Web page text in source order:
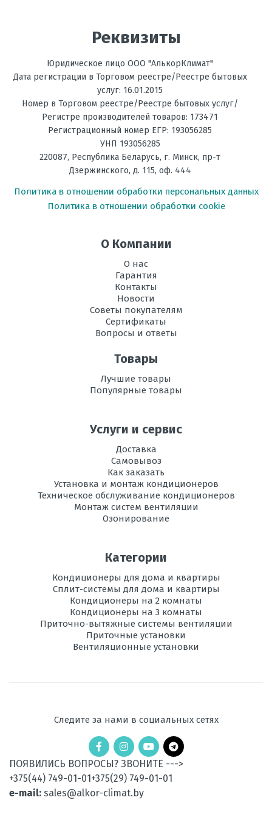
Ваше сообщение
Реквизиты
Юридическое лицо ООО "АлькорКлимат"
Дата регистрации в Торговом реестре/Реестре бытовых
услуг: 16.01.2015
Номер в Торговом реестре/Реестре бытовых услуг/
Регистре производителей товаров: 173471
Регистрационный номер ЕГР: 193056285
УНП 193056285
220087, Республика Беларусь, г. Минск, пр-т
Дзержинского, д. 115, оф. 444
Политика в отношении обработки персональных данных
Политика в отношении обработки cookie
О Компании
О нас
Гарантия
Контакты
Новости
Советы покупателям
Сертификаты
Вопросы и ответы
Товары
Лучшие товары
Популярные товары
Услуги и сервис
Доставка
Самовывоз
Как заказать
Установка и монтаж кондиционеров
Техническое обслуживание кондиционеров
Монтаж систем вентиляции
Озонирование
Категории
Кондиционеры для дома и квартиры
Сплит-системы для дома и квартиры
Кондиционеры на 2 комнаты
Кондиционеры на 3 комнаты
Приточно-вытяжные системы вентиляции
Приточные установки
Вентиляционные установки
Следите за нами в социальных сетях
ПОЯВИЛИСЬ ВОПРОСЫ? ЗВОНИТЕ --->
+375(44) 749-01-01 +375(29) 749-01-01
e-mail: sales@alkor-climat.by